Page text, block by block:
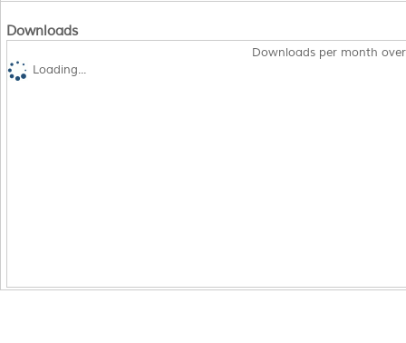
Downloads
Downloads per month
Loading...